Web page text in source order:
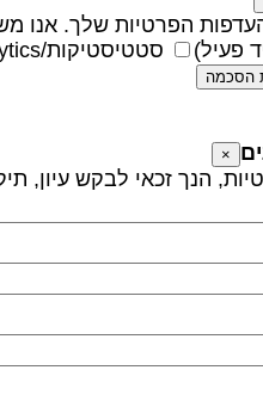
הפרטיות שלך. אנו
פעיל)
סטטיסטיקות/Analytics
הסכמה
×
הנך זכאי לבקש עיון,